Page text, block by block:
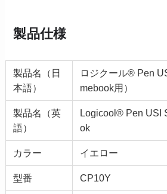
製品仕様
製品名（日
本語）
ロジクール® Pen
mebook用）
製品名（英
語）
Logicool® Pen USI
ok
カラー イエロー
型番 CP10Y